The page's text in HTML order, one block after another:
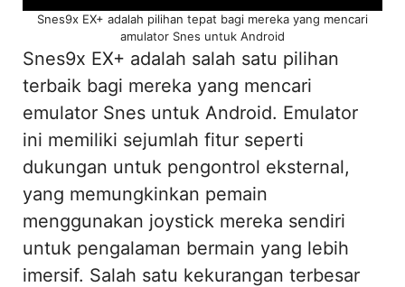
Snes9x EX+ adalah pilihan tepat bagi mereka yang mencari
amulator Snes untuk Android
Snes9x EX+ adalah salah satu pilihan
terbaik bagi mereka yang mencari
emulator Snes untuk Android. Emulator
ini memiliki sejumlah fitur seperti
dukungan untuk pengontrol eksternal,
yang memungkinkan pemain
menggunakan joystick mereka sendiri
untuk pengalaman bermain yang lebih
imersif. Salah satu kekurangan terbesar